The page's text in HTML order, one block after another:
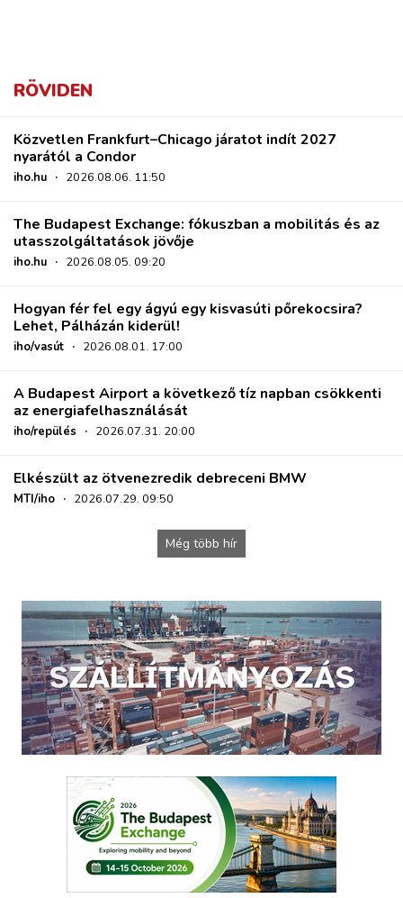
RÖVIDEN
Közvetlen Frankfurt–Chicago járatot indít 2027
nyarától a Condor
iho.hu · 2026.08.06. 11:50
The Budapest Exchange: fókuszban a mobilitás és az
utasszolgáltatások jövője
iho.hu · 2026.08.05. 09:20
Hogyan fér fel egy ágyú egy kisvasúti pőrekocsira?
Lehet, Pálházán kiderül!
iho/vasút · 2026.08.01. 17:00
A Budapest Airport a következő tíz napban csökkenti
az energiafelhasználását
iho/repülés · 2026.07.31. 20:00
Elkészült az ötvenezredik debreceni BMW
MTI/iho · 2026.07.29. 09:50
Még több hír